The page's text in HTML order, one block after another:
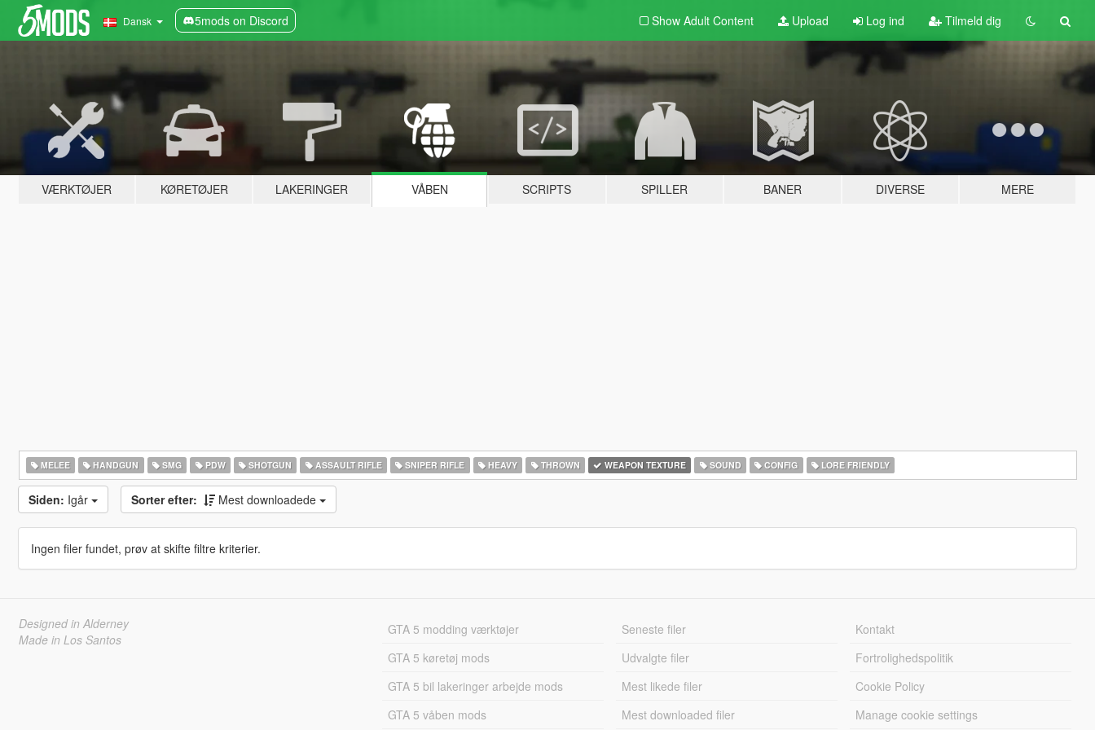
Dansk 5mods on Discord Show Adult Content Upload Log ind Tilmeld dig
VÆRKTØJER KØRETØJER LAKERINGER VÅBEN SCRIPTS SPILLER BANER DIVERSE MERE
MELEE HANDGUN SMG PDW SHOTGUN ASSAULT RIFLE SNIPER RIFLE HEAVY THROWN WEAPON TEXTURE SOUND CONFIG LORE FRIENDLY
Siden: Igår Sorter efter: Mest downloadede
Ingen filer fundet, prøv at skifte filtre kriterier.
Designed in Alderney
Made in Los Santos
GTA 5 modding værktøjer
GTA 5 køretøj mods
GTA 5 bil lakeringer arbejde mods
GTA 5 våben mods
Seneste filer
Udvalgte filer
Mest likede filer
Mest downloaded filer
Kontakt
Fortrolighedspolitik
Cookie Policy
Manage cookie settings